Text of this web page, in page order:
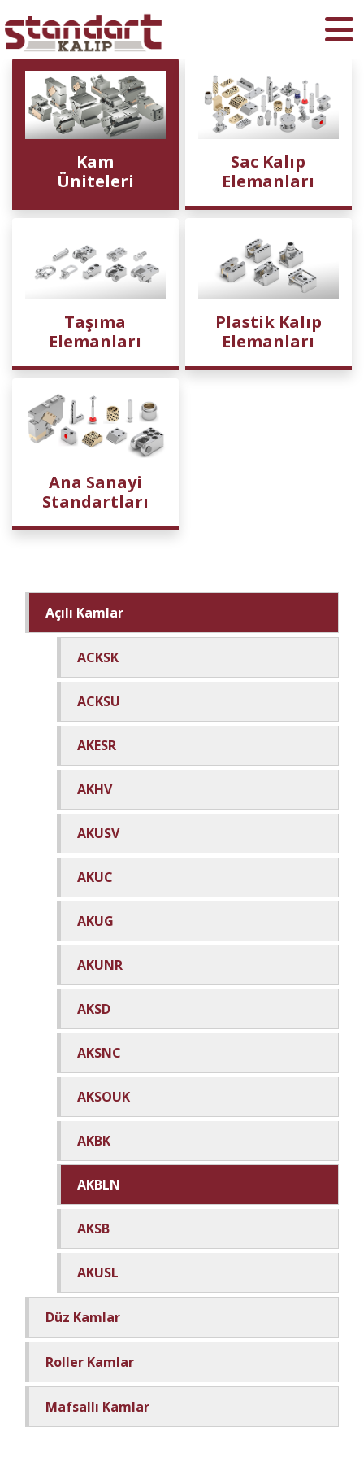
Kam
Üniteleri
Sac Kalıp
Elemanları
Taşıma
Elemanları
Plastik Kalıp
Elemanları
Ana Sanayi
Standartları
Açılı Kamlar
ACKSK
ACKSU
AKESR
AKHV
AKUSV
AKUC
AKUG
AKUNR
AKSD
AKSNC
AKSOUK
AKBK
AKBLN
AKSB
AKUSL
Düz Kamlar
Roller Kamlar
Mafsallı Kamlar